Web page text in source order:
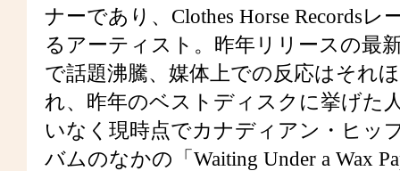
ナーであり、Clothes Horse Records
るアーティスト。昨年リリースの最新
で話題沸騰、媒体上での反応はそれ
れ、昨年のベストディスクに挙げた
いなく現時点でカナディアン・ヒッ
バムのなかの「Waiting Under a Wax